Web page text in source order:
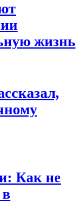
жизнь
Как не